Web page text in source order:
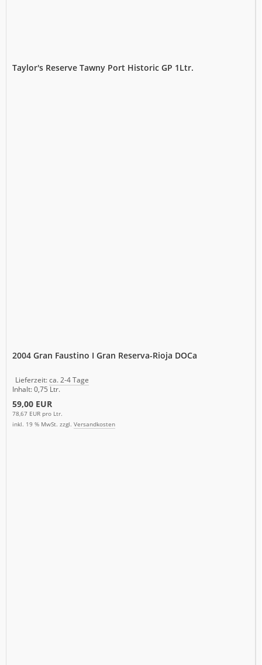
Taylor's Reserve Tawny Port Historic GP 1Ltr.
2004 Gran Faustino I Gran Reserva-Rioja DOCa
Lieferzeit:ca. 2-4 Tage
Inhalt: 0,75 Ltr.
59,00 EUR
78,67 EUR pro Ltr.
inkl. 19 % MwSt. zzgl. Versandkosten